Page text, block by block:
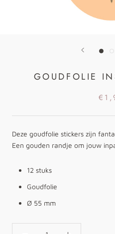
GOUDFOLIE
Deze goudfolie stickers zijn
Een gouden randje om jouw
12 stuks
Goudfolie
Ø 55 mm